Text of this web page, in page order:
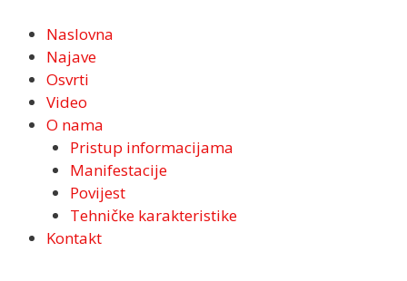
Naslovna
Najave
Osvrti
Video
O nama
Pristup informacijama
Manifestacije
Povijest
Tehničke karakteristike
Kontakt